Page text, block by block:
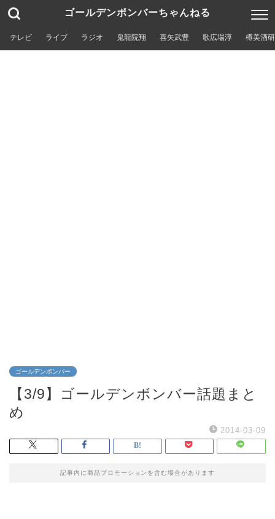
ゴールデンボンバーちゃんねる
テレビ ライブ ラジオ 鬼龍院翔 喜矢武豊 歌広場淳 樽美酒
ゴールデンボンバー
【3/9】ゴールデンボンバー話題まと
め
2014-03-09
記事内に商品プロモーションを含む場合があります